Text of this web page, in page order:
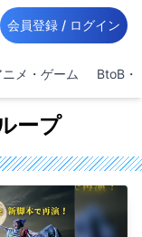
会員登録 / ログイン
ニメ・ゲーム BtoB・
ープ